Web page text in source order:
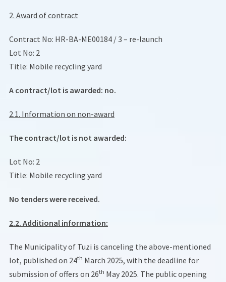
2. Award of contract
Contract No: HR-BA-ME00184 / 3 – re-launch
Lot No: 2
Title: Mobile recycling yard
A contract/lot is awarded: no.
2.1. Information on non-award
The contract/lot is not awarded:
Lot No: 2
Title: Mobile recycling yard
No tenders were received.
2.2. Additional information:
The Municipality of Tuzi is canceling the above-mentioned
lot, published on 24th March 2025, with the deadline for
submission of offers on 26th May 2025. The public opening